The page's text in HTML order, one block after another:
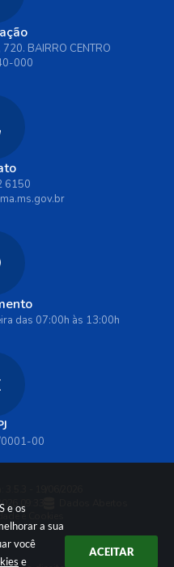
e os
a sua
você
e
ACEITAR
720. BAIRRO CENTRO
000
6150
das 07:00h às 13:00h
00
09:33
e Cookies